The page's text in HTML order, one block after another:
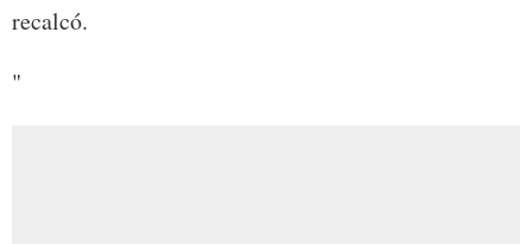
recalcó.
"